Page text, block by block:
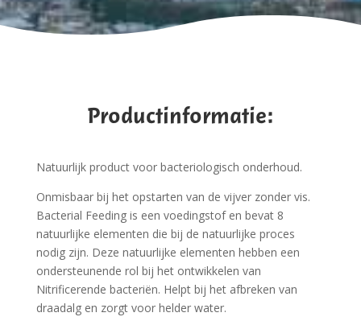
Productinformatie:
Natuurlijk product voor bacteriologisch onderhoud.
Onmisbaar bij het opstarten van de vijver zonder vis.
Bacterial Feeding is een voedingstof en bevat 8
natuurlijke elementen die bij de natuurlijke proces
nodig zijn. Deze natuurlijke elementen hebben een
ondersteunende rol bij het ontwikkelen van
Nitrificerende bacteriën. Helpt bij het afbreken van
draadalg en zorgt voor helder water.